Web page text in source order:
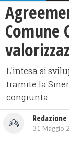
Comune
L'intesa si
tramite la
congiunta
31 Maggio